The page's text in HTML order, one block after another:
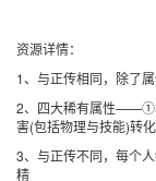
资源详情：
1、与正传相同，除了
2、四大稀有属性——①
害(包括物理与技能)转
3、与正传不同，每个
精